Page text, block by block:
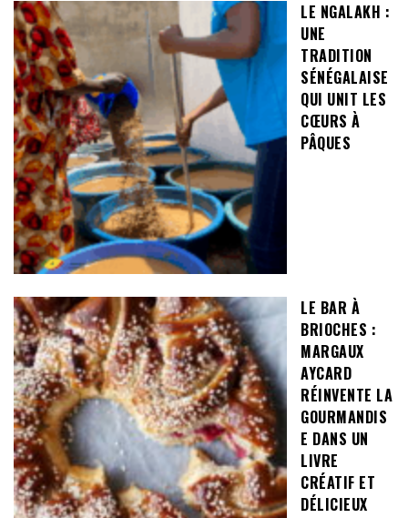
LE NGALAKH :
UNE
TRADITION
SÉNÉGALAISE
QUI UNIT LES
CŒURS À
PÂQUES
LE BAR À
BRIOCHES :
MARGAUX
AYCARD
RÉINVENTE LA
GOURMANDIS
E DANS UN
LIVRE
CRÉATIF ET
DÉLICIEUX